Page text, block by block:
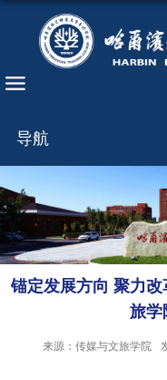
导航
锚定发展方向 聚力
旅学
来源：传媒与文旅学院